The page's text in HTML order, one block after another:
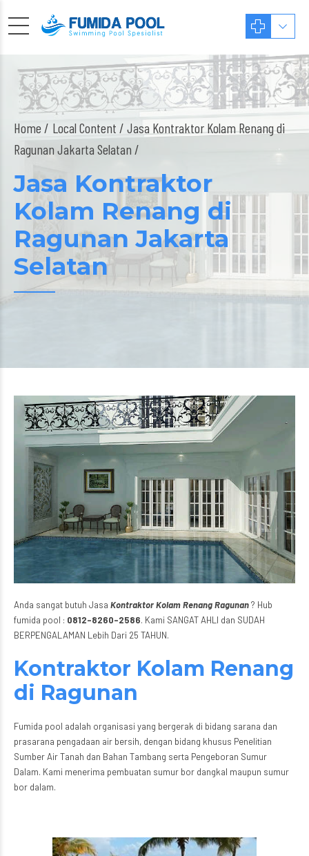
Home Local Content / Jasa Kontraktor Kolam Renang di
Ragunan Jakarta Selatan /
Jasa Kontraktor
Kolam Renang di
Ragunan Jakarta
Selatan
Anda sangat butuh Jasa Kontraktor Kolam Renang Ragunan? Hub
fumida pool : 0812-8260-2586. Kami SANGAT AHLI dan SUDAH
BERPENGALAMAN Lebih Dari 25 TAHUN.
Kontraktor Kolam Renang
di Ragunan
Fumida pool adalah organisasi yang bergerak di bidang sarana dan
prasarana pengadaan air bersih, dengan bidang khusus Penelitian
Sumber Air Tanah dan Bahan Tambang serta Pengeboran Sumur
Dalam. Kami menerima pembuatan sumur bor dangkal maupun sumur
bor dalam.